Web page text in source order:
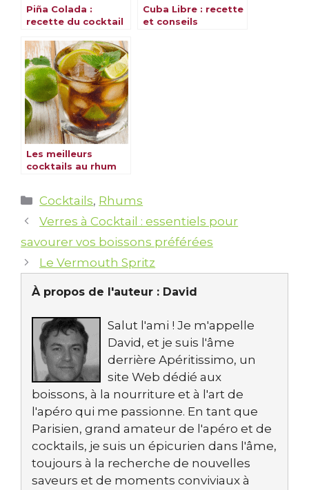
Piña Colada :
recette du cocktail
Cuba Libre : recette
et conseils
Les meilleurs
cocktails au rhum
Catégories
Cocktails, Rhums
Verres à Cocktail : essentiels pour
savourer vos boissons préférées
Le Vermouth Spritz
À propos de l'auteur : David
Salut l'ami ! Je m'appelle
David, et je suis l'âme
derrière Apéritissimo, un
site Web dédié aux
boissons, à la nourriture et à l'art de
l'apéro qui me passionne. En tant que
Parisien, grand amateur de l'apéro et de
cocktails, je suis un épicurien dans l'âme,
toujours à la recherche de nouvelles
saveurs et de moments conviviaux à